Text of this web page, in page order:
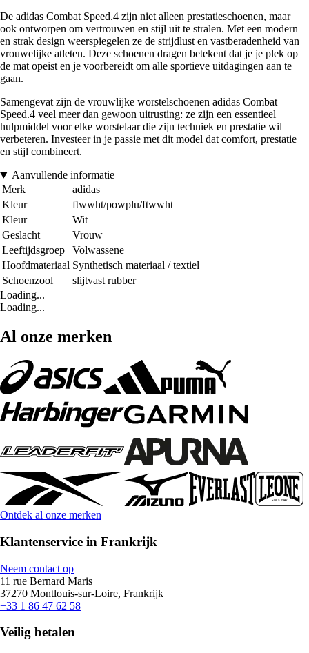
De adidas Combat Speed.4 zijn niet alleen prestatieschoenen, maar
ook ontworpen om vertrouwen en stijl uit te stralen. Met een modern
en strak design weerspiegelen ze de strijdlust en vastberadenheid van
vrouwelijke atleten. Deze schoenen dragen betekent dat je je plek op
de mat opeist en je voorbereidt om alle sportieve uitdagingen aan te
gaan.
Samengevat zijn de vrouwlijke worstelschoenen adidas Combat
Speed.4 veel meer dan gewoon uitrusting: ze zijn een essentieel
hulpmiddel voor elke worstelaar die zijn techniek en prestatie wil
verbeteren. Investeer in je passie met dit model dat comfort, prestatie
en stijl combineert.
Aanvullende informatie
Merk
adidas
Kleur
ftwwht/powplu/ftwwht
Kleur
Wit
Geslacht
Vrouw
Leeftijdsgroep
Volwassene
Hoofdmateriaal Synthetisch materiaal / textiel
Schoenzool
slijtvast rubber
Loading...
Loading...
Al onze merken
Ontdek al onze merken
Klantenservice in Frankrijk
Neem contact op
11 rue Bernard Maris
37270 Montlouis-sur-Loire, Frankrijk
+33 1 86 47 62 58
Veilig betalen